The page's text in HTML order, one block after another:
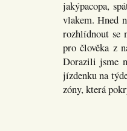
jakýpacopa,
vlakem. Hned
rozhlídnout se
pro člověka z
Dorazili jsme
jízdenku na
zóny, která